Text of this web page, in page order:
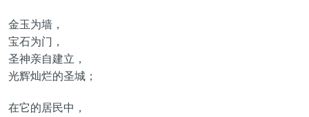
金玉为墙，
宝石为门，
圣神亲自建立，
光辉灿烂的圣城；
在它的居民中，